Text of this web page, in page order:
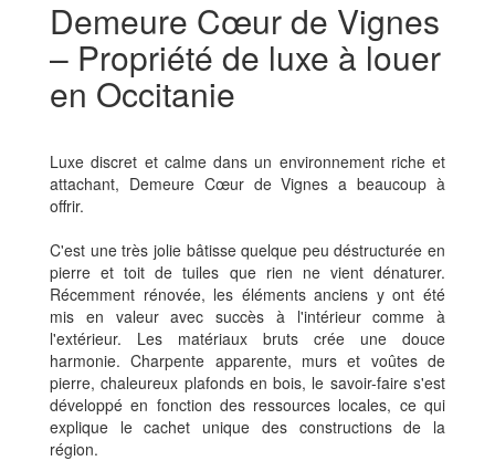
Demeure Cœur de Vignes
– Propriété de luxe à louer
en Occitanie
Luxe discret et calme dans un environnement riche et
attachant, Demeure Cœur de Vignes a beaucoup à
offrir.
C'est une très jolie bâtisse quelque peu déstructurée en
pierre et toit de tuiles que rien ne vient dénaturer.
Récemment rénovée, les éléments anciens y ont été
mis en valeur avec succès à l'intérieur comme à
l'extérieur. Les matériaux bruts crée une douce
harmonie. Charpente apparente, murs et voûtes de
pierre, chaleureux plafonds en bois, le savoir-faire s'est
développé en fonction des ressources locales, ce qui
explique le cachet unique des constructions de la
région.